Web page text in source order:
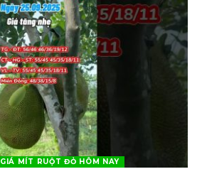
GIÁ MÍT RUỘT ĐỎ HÔM NAY